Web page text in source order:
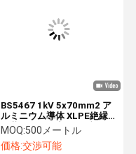
BS5467 1kV 5x70mm2 ア
ルミニウム導体 XLPE絶縁鋼
線装甲低圧電力ケーブル
MOQ:500メートル
価格:交渉可能